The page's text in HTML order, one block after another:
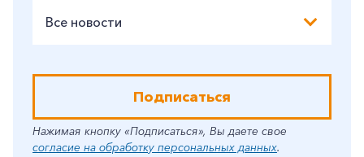
Все новости
Подписаться
Нажимая кнопку «Подписаться», Вы даете свое
согласие на обработку персональных данных.